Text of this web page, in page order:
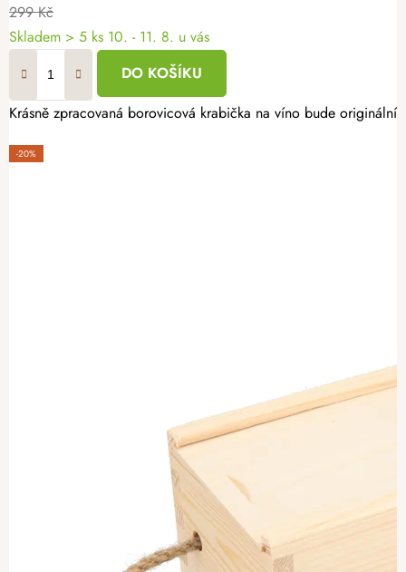
299 Kč
Skladem > 5 ks 10. - 11. 8. u vás
DO KOŠÍKU
Krásně zpracovaná borovicová krabička na víno bude
-20%